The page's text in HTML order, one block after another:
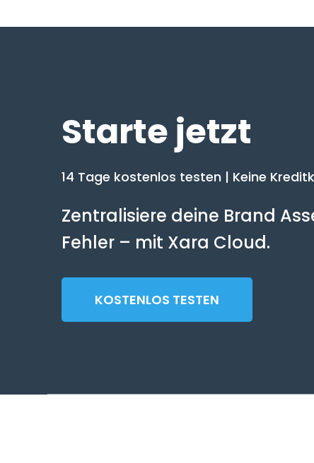
Starte jetzt
14 Tage kostenlos testen | Keine
Zentralisiere deine Brand
Fehler – mit Xara Cloud.
KOSTENLOS TESTEN